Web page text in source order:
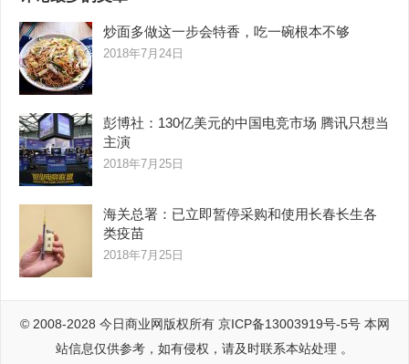
炒面多做这一步会特香，吃一碗根本不够
2018年7月24日
彭博社：130亿美元的中国电竞市场 腾讯只想当
主演
2018年7月25日
海关总署：已立即暂停采购和使用长春长生各
类疫苗
2018年7月25日
© 2008-2028 今日商业网版权所有 京ICP备13003919号-5号本网
站信息仅供参考，如有侵权，请及时联系本站处理 。